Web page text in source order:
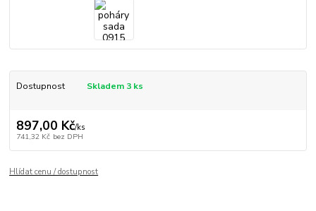
Dostupnost Skladem 3 ks
897,00 Kč/ks
741,32 Kč bez DPH
Hlídat cenu / dostupnost